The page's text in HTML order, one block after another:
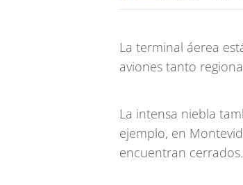
La terminal áerea
aviones tanto
La intensa niebla
ejemplo, en
encuentran cerrados.